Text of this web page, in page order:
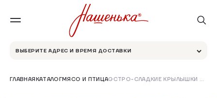
ВЫБЕРИТЕ АДРЕС И ВРЕМЯ ДОСТАВКИ
ГЛАВНАЯКАТАЛОГМЯСО И ПТИЦА ОСТРО-СЛАДКИЕ КРЫЛЫШКИ ПО-АЗИАТСКИ